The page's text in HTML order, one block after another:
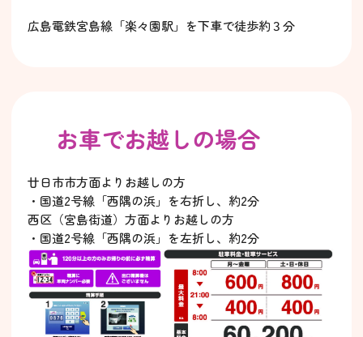
広島電鉄宮島線「楽々園駅」を下車で徒歩約３分
お車でお越しの場合
廿日市市方面よりお越しの方
・国道2号線「西隅の浜」を右折し、約2分
西区（宮島街道）方面よりお越しの方
・国道2号線「西隅の浜」を左折し、約2分